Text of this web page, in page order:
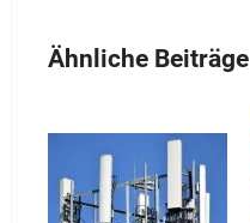
Ähnliche Beiträge